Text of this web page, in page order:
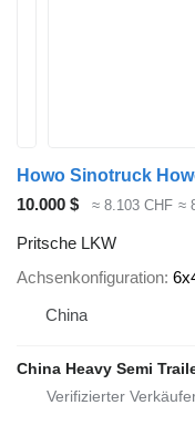
Howo Sinotruck
10.000 $
≈ 8.103 CHF ≈
Pritsche LKW
Achsenkonfiguration
China
China Heavy Semi